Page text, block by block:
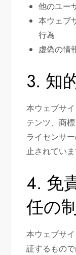
他のユー
本ウェブ
行為
虚偽の情
3. 知
本ウェブサ
テンツ、商
ライセンサ
止されていま
4. 免
任の
本ウェブサ
証するもの